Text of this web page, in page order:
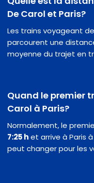
De Carol et Paris?
Les trains voyageant
parcourent une
moyenne du trajet en
Quand le premier
Carol à Paris?
Normalement, le
7:25 het arrive à Paris à
peut changer pour les